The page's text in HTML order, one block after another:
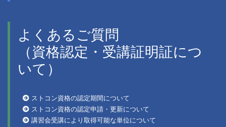
よくあるご質問
（資格認定・受講証明証につ
いて）
ストコン資格の認定期間について
ストコン資格の認定申請・更新について
講習会受講により取得可能な単位について